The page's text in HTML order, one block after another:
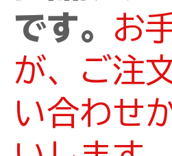
です。 お
が、ご注
い合わせ